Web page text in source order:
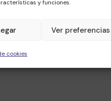
y funciones.
Ver preferencias
cookies